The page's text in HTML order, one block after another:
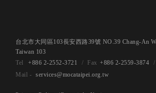
台北市大同區103長安西路39號 NO.39 Chang-An
Taiwan 103
+886 2-2552-3721
+886 2-2559-3874
services@mocataipei.org.tw